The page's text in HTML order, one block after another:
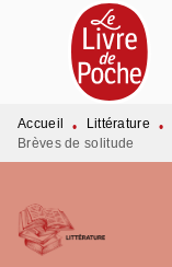
MENU
PIED DE PAGE
Accueil • Littérature •
Brèves de solitude